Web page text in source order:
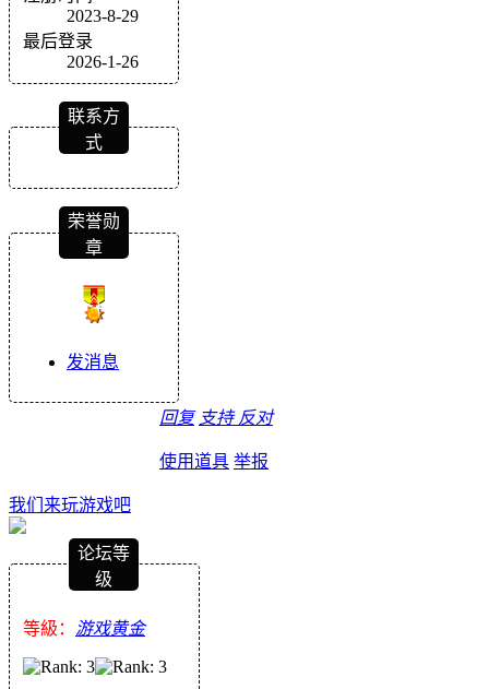
2023-8-29
最后登录
2026-1-26
联系方
式
荣誉勋
章
发消息
回复 支持 反对
使用道具 举报
我们来玩游戏吧
论坛等
级
等級： 游戏黄金